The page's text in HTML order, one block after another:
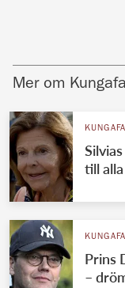
Mer om
till
Prins
–